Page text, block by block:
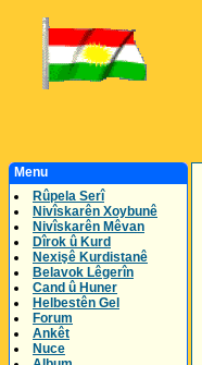
Menu
Rûpela Serî
Nivîskarên Xoybunê
Nivîskarên Mêvan
Dîrok û Kurd
Nexişê Kurdistanê
Belavok Lêgerîn
Cand û Huner
Helbestên Gel
Forum
Ankêt
Nuce